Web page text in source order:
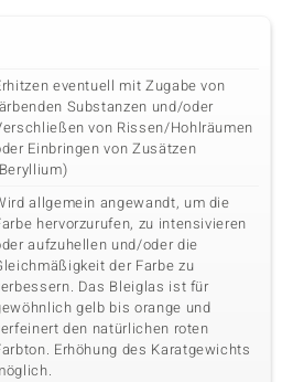
eventuell mit Zugabe von
Substanzen und/oder
von Rissen/Hohlräumen
Einbringen von Zusätzen
allgemein angewandt, um die
hervorzurufen, zu intensivieren
aufzuhellen und/oder die
der Farbe zu
Das Bleiglas ist für
gelb bis orange und
den natürlichen roten
Erhöhung des Karatgewichts